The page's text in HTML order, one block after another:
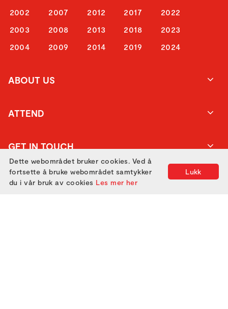
2002
2003
2004
2007
2008
2009
2012
2013
2014
2017
2018
2019
2022
2023
2024
ABOUT US
ATTEND
GET IN TOUCH
Lukk
Dette webområdet bruker cookies. Ved å
fortsette å bruke webområdet samtykker
du i vår bruk av cookies Les mer her